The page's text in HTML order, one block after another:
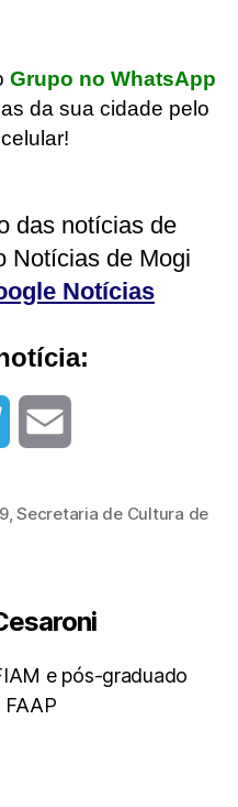
Grupo no WhatsApp
da sua cidade pelo
celular!
das notícias de
Notícias de Mogi
Notícias
l
g
r
l
,Secretaria de Cultura de
e pós-graduado
FAAP